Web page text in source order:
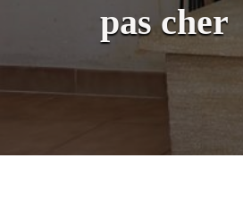
pas cher